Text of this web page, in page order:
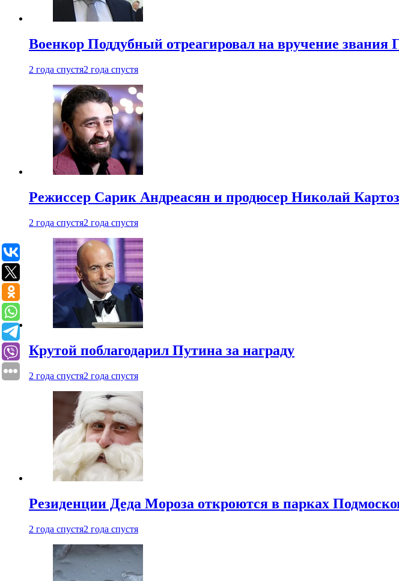
Военкор Поддубный отреагировал на вручение звания
2 года спустя2 года спустя
Режиссер Сарик Андреасян и продюсер Николай
2 года спустя2 года спустя
Крутой поблагодарил Путина за награду
2 года спустя2 года спустя
Резиденции Деда Мороза откроются в парках
2 года спустя2 года спустя